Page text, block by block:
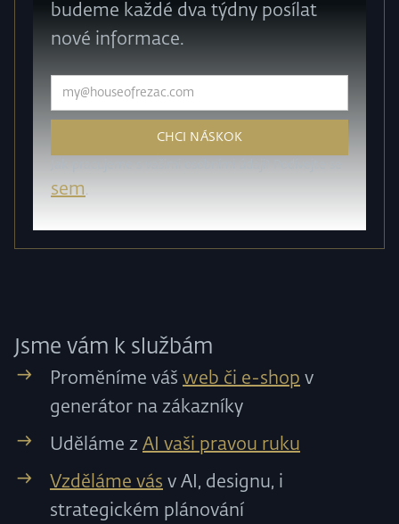
budeme každé dva týdny posílat
nové informace.
sem
Jsme vám k službám
Proměníme váš web či e-shop v
generátor na zákazníky
Uděláme z AI vaši pravou ruku
Vzděláme vás v AI, designu, i
strategickém plánování